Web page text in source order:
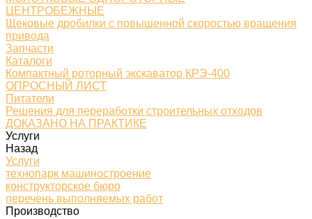
ЦЕНТРОБЕЖНЫЕ
Щековые дробилки с повышенной скоростью вращения
привода
Запчасти
Каталоги
Компактный роторный экскаватор КРЭ-400
ОПРОСНЫЙ ЛИСТ
Питатели
Решения для переработки строительных отходов
ДОКАЗАНО НА ПРАКТИКЕ
Услуги
Назад
Услуги
технопарк машиностроение
конструкторское бюро
перечень выполняемых работ
Производство